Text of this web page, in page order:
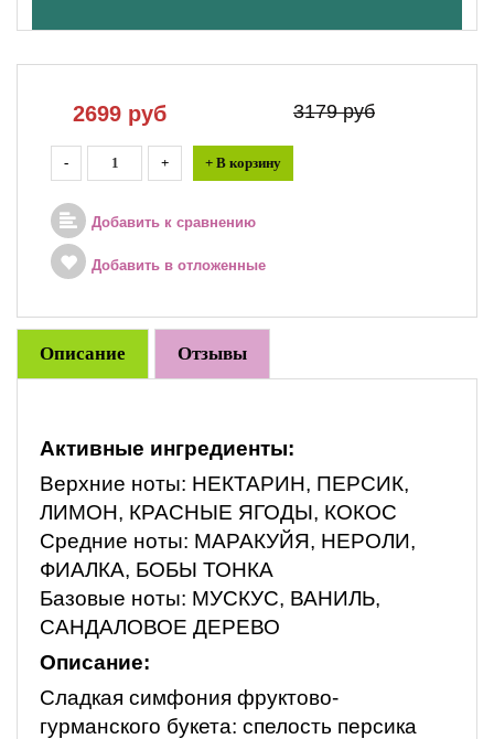
2699 руб 3179 руб
- + + В корзину
Добавить к сравнению
Добавить в отложенные
Описание Отзывы
Активные ингредиенты:
Верхние ноты: НЕКТАРИН, ПЕРСИК,
ЛИМОН, КРАСНЫЕ ЯГОДЫ, КОКОС
Средние ноты: МАРАКУЙЯ, НЕРОЛИ,
ФИАЛКА, БОБЫ ТОНКА
Базовые ноты: МУСКУС, ВАНИЛЬ,
САНДАЛОВОЕ ДЕРЕВО
Описание:
Сладкая симфония фруктово-
гурманского букета: спелость персика